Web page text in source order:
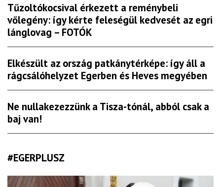
Tűzoltókocsival érkezett a reménybeli
vőlegény: így kérte feleségül kedvesét az egri
lánglovag – FOTÓK
Elkészült az ország patkánytérképe: így áll a
rágcsálóhelyzet Egerben és Heves megyében
Ne nullakezezzünk a Tisza-tónál, abból csak a
baj van!
#EGERPLUSZ